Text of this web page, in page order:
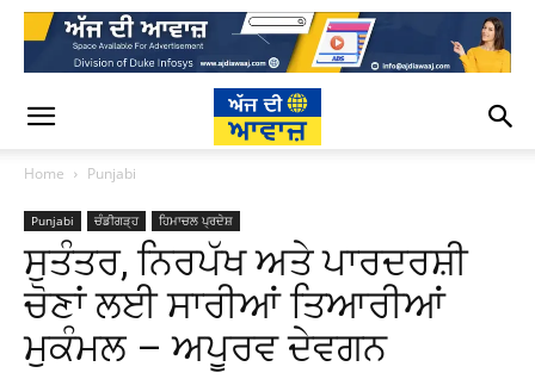
Home Punjabi
Punjabi ਚੰਡੀਗੜ੍ਹ ਹਿਮਾਚਲ ਪ੍ਰਦੇਸ਼
ਸੁਤੰਤਰ, ਨਿਰਪੱਖ ਅਤੇ ਪਾਰਦਰਸ਼ੀ
ਚੋਣਾਂ ਲਈ ਸਾਰੀਆਂ ਤਿਆਰੀਆਂ
ਮੁਕੰਮਲ – ਅਪੂਰਵ ਦੇਵਗਨ